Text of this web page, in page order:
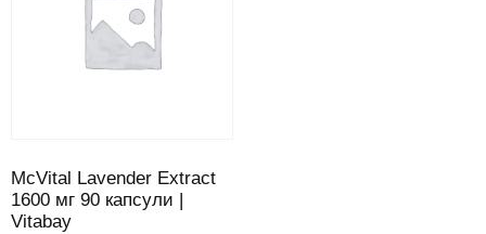
McVital Lavender Extract
1600 мг 90 капсули |
Vitabay